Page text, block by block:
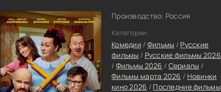
Производство: Россия
Категории:
Комедии / Фильмы / Русские
фильмы / Русские фильмы 2026
/ Фильмы 2026 / Сериалы /
Фильмы марта 2026 / Новинки
кино 2026 / Последние фильмы